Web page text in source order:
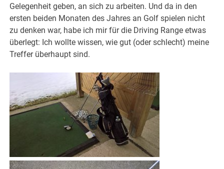
Gelegenheit geben, an sich zu arbeiten. Und da in den
ersten beiden Monaten des Jahres an Golf spielen nicht
zu denken war, habe ich mir für die Driving Range etwas
überlegt: Ich wollte wissen, wie gut (oder schlecht) meine
Treffer überhaupt sind.